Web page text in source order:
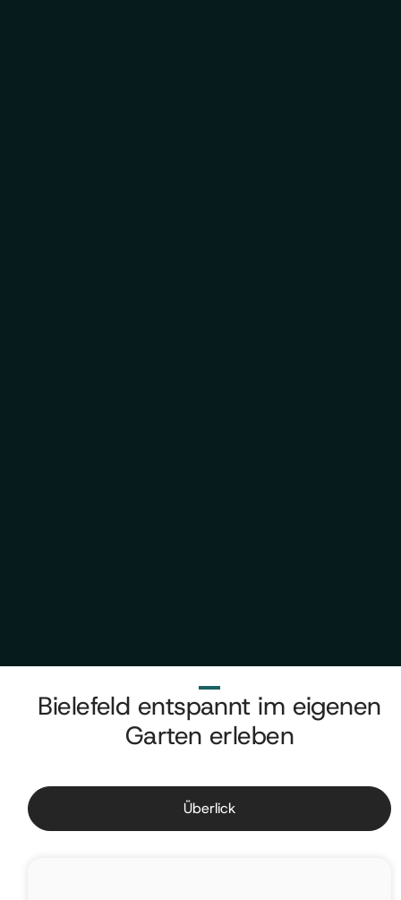
Bielefeld entspannt im eigenen
Garten erleben
Überlick